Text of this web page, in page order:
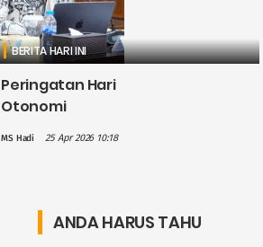
BERITA HARI INI
Peringatan Hari
Otonomi
Hilmy: Hak
Sekadar
Wacana
MS Hadi 25 Apr 2026 10:18
ANDA HARUS TAHU